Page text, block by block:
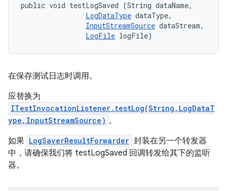
public void testLogSaved (String dataName,
LogDataType dataType,
InputStreamSource dataStream,
LogFile logFile)
在保存测试日志时调用。
应替换为
ITestInvocationListener.testLog(String,LogDataT
ype,InputStreamSource) 。
如果 LogSaverResultForwarder 封装在另一个转发器
中，请确保我们将 testLogSaved 回调转发给其下的监听
器。